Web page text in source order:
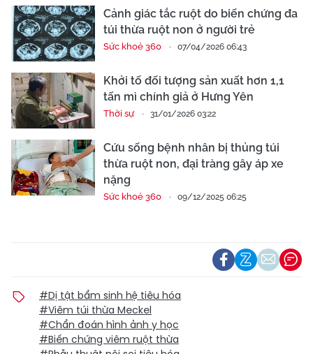
Cảnh giác tắc ruột do biến chứng đa
túi thừa ruột non ở người trẻ
Sức khoẻ 360 07/04/2026 06:43
Khởi tố đối tượng sản xuất hơn 1,1
tấn mì chính giả ở Hưng Yên
Thời sự 31/01/2026 03:22
Cứu sống bệnh nhân bị thủng túi
thừa ruột non, đại tràng gây áp xe
nặng
Sức khoẻ 360 09/12/2025 06:25
#Dị tật bẩm sinh hệ tiêu hóa
#Viêm túi thừa Meckel
#Chẩn đoán hình ảnh y học
#Biến chứng viêm ruột thừa